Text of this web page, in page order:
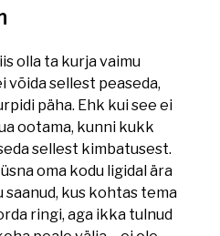
olla ta kurja vaimu
võida sellest peaseda,
päha. Ehk kui see ei
ootama, kunni kukk
sellest kimbatusest.
oma kodu ligidal ära
saanud, kus kohtas tema
ringi, aga ikka tulnud